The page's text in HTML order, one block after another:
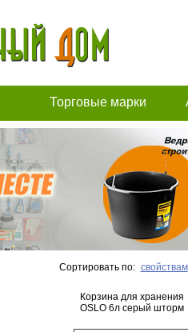
Торговые марки
Сортировать по: свойствам
Корзина для хранения
OSLO 6л серый шторм